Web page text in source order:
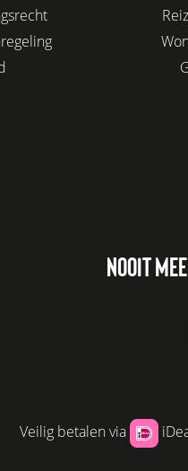
NOOIT
Veilig betalen via